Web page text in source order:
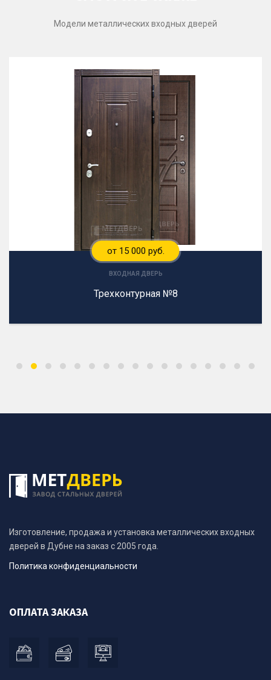
Модели металлических входных дверей
от 15 000 руб.
ВХОДНАЯ ДВЕРЬ
Трехконтурная №8
Изготовление, продажа и установка металлических входных
дверей в Дубне на заказ с 2005 года.
Политика конфиденциальности
ОПЛАТА ЗАКАЗА